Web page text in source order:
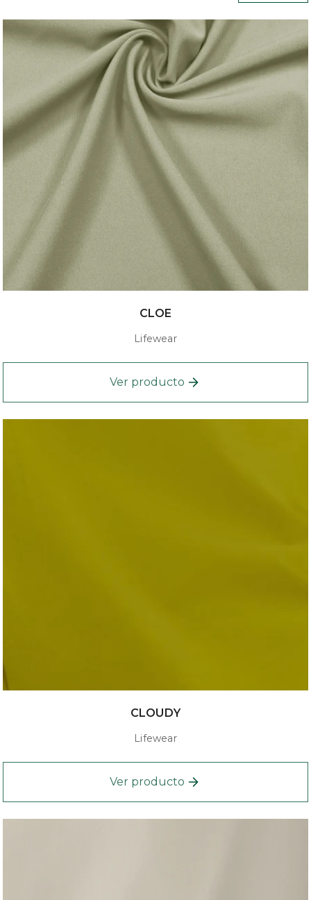
CLOE
Lifewear
Ver producto
CLOUDY
Lifewear
Ver producto